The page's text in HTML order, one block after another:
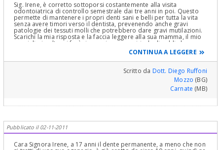
Sig. Irene, è corretto sottoporsi costantemente alla visita
odontoiatrica di controllo semestrale dai tre anni in poi. Questo
permette di mantenere i propri denti sani e belli per tutta la vita
senza avere timori verso il dentista, prevenendo anche gravi
patologie dei tessuti molli che potrebbero dare gravi mutilazioni.
Scarichi la mia risposta e la faccia leggere alla sua mamma, il mio
consiglio in oltre vi farà risparmiare una miriade di soldi che
andrete alla fine a spendere per impianti e riabilitazioni
CONTINUA A LEGGERE
Scritto da Dott. Diego Ruffoni
Mozzo (BG)
Carnate (MB)
Pubblicato il 02-11-2011
Cara Signora Irene, a 17 anni il dente permanente, a meno che non